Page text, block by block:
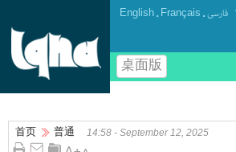
English . Français .فارسی
桌面版
首页 普通 14:58 - September 12, 2025